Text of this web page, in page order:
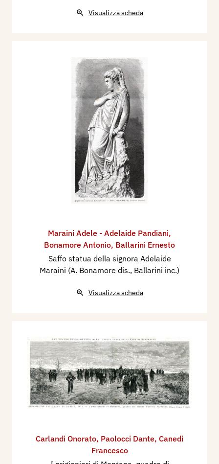
Visualizza scheda
Maraini Adele - Adelaide Pandiani,
Bonamore Antonio, Ballarini Ernesto
Saffo statua della signora Adelaide
Maraini (A. Bonamore dis., Ballarini inc.)
Visualizza scheda
Carlandi Onorato, Paolocci Dante, Canedi
Francesco